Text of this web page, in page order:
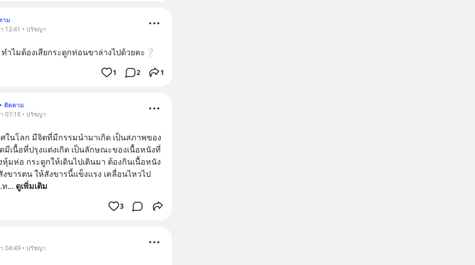
าม
12:41 • ปรัชญา
ทำไมต้องเสียกระดูกท่อนขาล่างไปด้วยคะ❔
1 2 1
• ติดตาม
07:18 • ปรัชญา
ในโลก มีจิตที่มีกรรมนำมาเกิด เป็นสภาพของ
มีเนื้อที่ปรุงแต่งเกิด เป็นลักษณะของเนื้อหนังที่
มห่อ กระดูกให้เดินไปเดินมา ต้องกินเนื้อหนัง
ขารตน ให้สังขารนี้แข็งแรง เคลื่อนไหวไป
ท... ดูเพิ่มเติม
3
04:49 • ปรัชญา